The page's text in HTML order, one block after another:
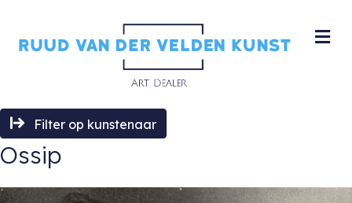
Filter op kunstenaar
Ossip